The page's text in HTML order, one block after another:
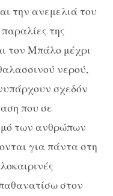
την ανεμελιά του
της
τον Μπάλο μέχρι
νερού,
σχεδόν
που σε
των ανθρώπων
για πάντα στη
στον